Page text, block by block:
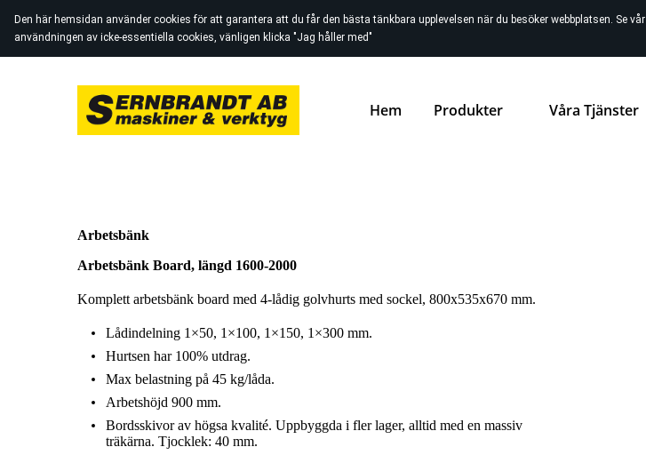
Den här hemsidan använder cookies för att garantera att du får den bästa tänkbara upplevelsen när du besöker webbplatsen. Se vår
användningen av icke-essentiella cookies, vänligen klicka "Jag håller med"
Hem Produkter Våra Tjänster
Arbetsbänk
Arbetsbänk Board, längd 1600-2000
Komplett arbetsbänk board med 4-lådig golvhurts med sockel, 800x535x670 mm.
Lådindelning 1×50, 1×100, 1×150, 1×300 mm.
Hurtsen har 100% utdrag.
Max belastning på 45 kg/låda.
Arbetshöjd 900 mm.
Bordsskivor av högsa kvalité. Uppbyggda i fler lager, alltid med en massiv
träkärna. Tjocklek: 40 mm.